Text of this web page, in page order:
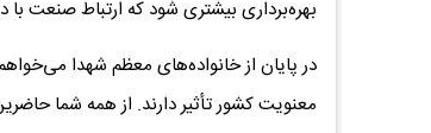
بهره‌برداری بیشتری شود که ارتباط صنعت
در پایان از خانواده‌های معظم شهدا
معنویت کشور تأثیر دارند. از همه شما